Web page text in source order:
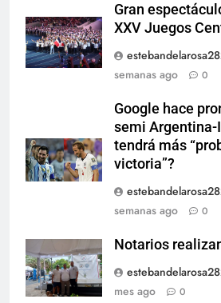
Gran
XXV Juegos
semanas ago
0
Google hace
semi Argentina-
tendrá más
victoria”?
semanas ago
0
Notarios
mes ago
0